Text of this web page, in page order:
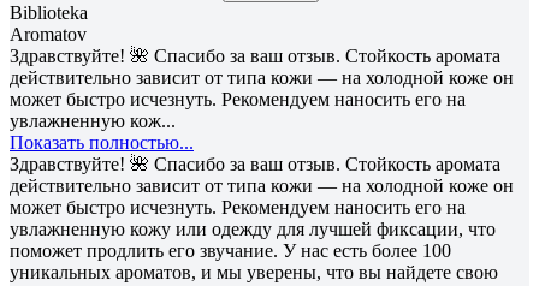
Biblioteka
Aromatov
Здравствуйте! 🌺 Спасибо за ваш отзыв. Стойкость аромата
действительно зависит от типа кожи — на холодной коже он
может быстро исчезнуть. Рекомендуем наносить его на
увлажненную кож...
Показать полностью...
Здравствуйте! 🌺 Спасибо за ваш отзыв. Стойкость аромата
действительно зависит от типа кожи — на холодной коже он
может быстро исчезнуть. Рекомендуем наносить его на
увлажненную кожу или одежду для лучшей фиксации, что
поможет продлить его звучание. У нас есть более 100
уникальных ароматов, и мы уверены, что вы найдете свою